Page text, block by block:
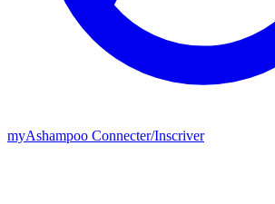
myAshampoo Connecter/Inscriver